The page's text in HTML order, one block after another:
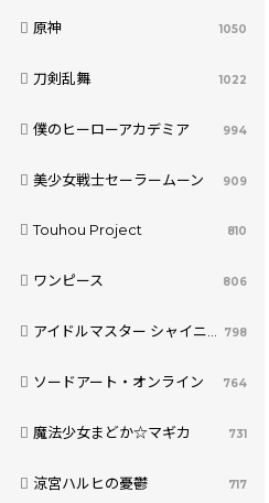
原神 1050
刀剣乱舞 1022
僕のヒーローアカデミア 994
美少女戦士セーラームーン 909
Touhou Project 810
ワンピース 806
アイドルマスター シャイニーカラーズ 798
ソードアート・オンライン 764
魔法少女まどか☆マギカ 731
涼宮ハルヒの憂鬱 717